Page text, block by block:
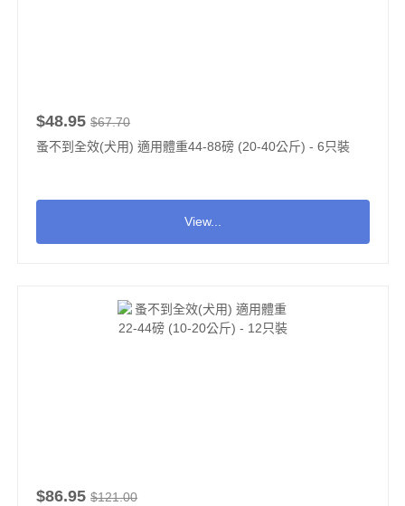
$48.95 $67.70
蚤不到全效(犬用) 適用體重44-88磅 (20-40公斤) - 6只裝
View...
$86.95 $121.00